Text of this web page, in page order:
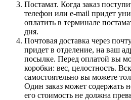
Постамат. Когда заказ
телефон или e-mail придет
оплатить в терминале
дня.
Почтовая доставка через
придет в отделение, на ваш
посылке. Перед оплатой вы
коробки: вес, целостность.
самостоятельно вы можете
Один заказ может содержать
его стоимость не должна